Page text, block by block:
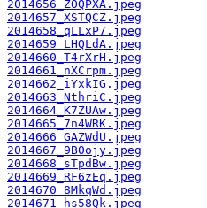
2014656_ZOQPXA.jpeg
2014657_XSTQCZ.jpeg
2014658_qLLxP7.jpeg
2014659_LHQLdA.jpeg
2014660_T4rXrH.jpeg
2014661_nXCrpm.jpeg
2014662_iYxkIG.jpeg
2014663_NthriC.jpeg
2014664_K7ZUAw.jpeg
2014665_7n4WRK.jpeg
2014666_GAZWdU.jpeg
2014667_9B0ojy.jpeg
2014668_sTpdBw.jpeg
2014669_RF6zEq.jpeg
2014670_8MkqWd.jpeg
2014671_hs58Qk.jpeg